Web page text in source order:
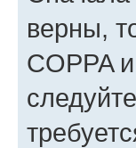
верны,
COPPA